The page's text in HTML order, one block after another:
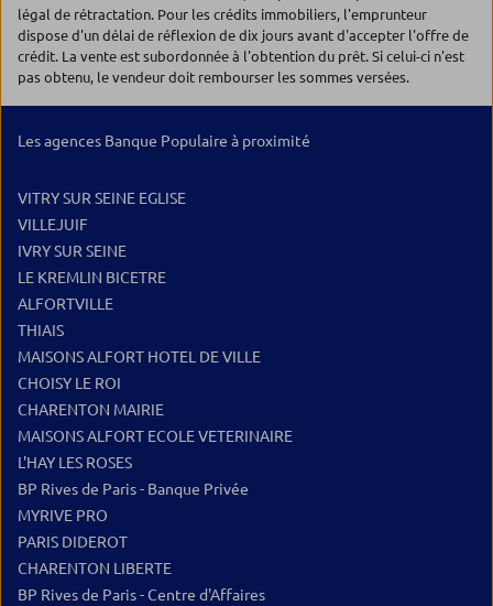
légal de rétractation. Pour les crédits immobiliers, l'emprunteur
dispose d'un délai de réflexion de dix jours avant d'accepter l'offre de
crédit. La vente est subordonnée à l'obtention du prêt. Si celui-ci n'est
pas obtenu, le vendeur doit rembourser les sommes versées.
Les agences Banque Populaire à proximité
VITRY SUR SEINE EGLISE
VILLEJUIF
IVRY SUR SEINE
LE KREMLIN BICETRE
ALFORTVILLE
THIAIS
MAISONS ALFORT HOTEL DE VILLE
CHOISY LE ROI
CHARENTON MAIRIE
MAISONS ALFORT ECOLE VETERINAIRE
L'HAY LES ROSES
BP Rives de Paris - Banque Privée
MYRIVE PRO
PARIS DIDEROT
CHARENTON LIBERTE
BP Rives de Paris - Centre d'Affaires